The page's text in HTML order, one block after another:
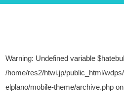
Warning: Undefined variable
/home/res2/htwi.jp/public_html/
elplano/mobile-theme/archive.php